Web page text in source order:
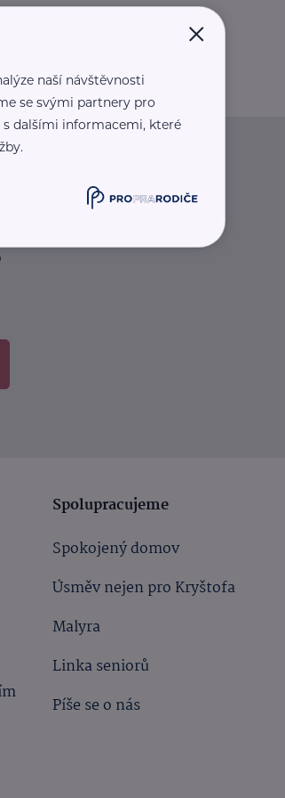
Spolupracujeme
Spokojený domov
Úsměv nejen pro Kryštofa
Malyra
Linka seniorů
Píše se o nás
×
naší návštěvnosti
se svými partnery pro
dalšími informacemi, které